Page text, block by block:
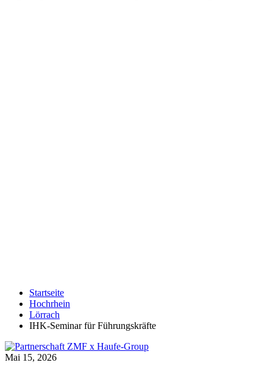
Startseite
Hochrhein
Lörrach
IHK-Seminar für Führungskräfte
Mai 15, 2026